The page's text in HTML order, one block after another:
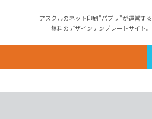
アスクルのネット印刷"パプリ"が運営する
無料のデザインテンプレートサイト。